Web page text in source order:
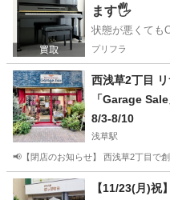
ます🖐️
状態が悪くても
プリフラ
西浅草2丁目
「Garage
で閉店セール
8/3-8/10
浅草駅
📢【閉店のお知らせ】 西浅草2丁目で
東京 台東区 フ
【11/23(月)祝